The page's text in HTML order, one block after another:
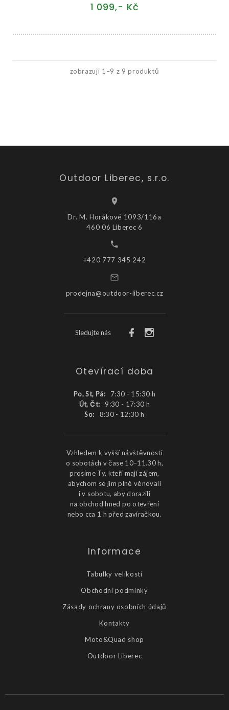
1 099,- Kč
zobrazuji 1–9 z 9 produktů
Outdoor Liberec, s.r.o.
Dr. M. Horákové 1093/116a
460 06 Liberec 6
+420 777 345 242
prodejna@outdoor-liberec.cz
Sledujte nás
Otevírací doba
Po, St, Pá:
7:30 - 15:30 h
Út, Čt: 9:30 - 17:30 h
So: 8:30 - 12:30 h
Vzhledem k vyšší návštěvnosti
o sobotách v čase 10–11.30 h,
prosíme Ty, kteří mají zájem,
abychom se jim plně věnovali
i v sobotu, aby dorazili
na obchod hned po otevření
nebo cca 1 h před zavíračkou.
Informace
Tabulky velikostí
Obchodní podmínky
Zásady ochrany osobních údajů
Kontakty
Moto&Quad shop
Outdoor Liberec